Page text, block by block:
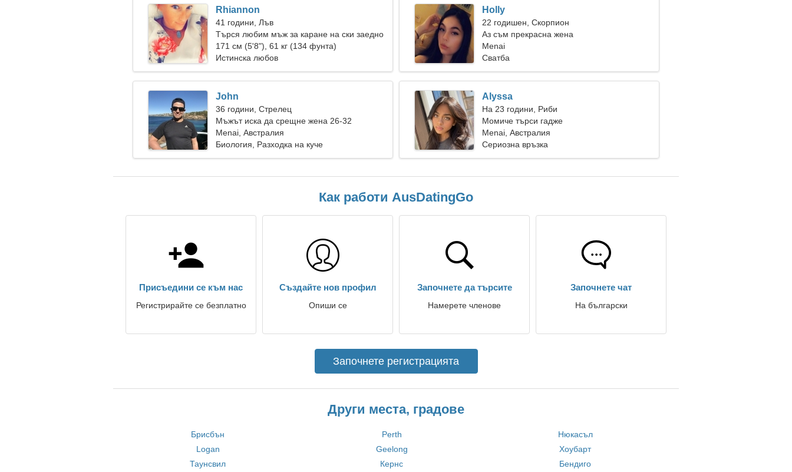
Rhiannon
41 години, Лъв
Търся любим мъж за каране на ски заедно
171 см (5'8"), 61 кг (134 фунта)
Истинска любов
Holly
22 годишен, Скорпион
Аз съм прекрасна жена
Menai
Сватба
John
36 години, Стрелец
Мъжът иска да срещне жена 26-32
Menai, Австралия
Биология, Разходка на куче
Alyssa
На 23 години, Риби
Момиче търси гадже
Menai, Австралия
Сериозна връзка
Как работи AusDatingGo
Присъедини се към нас
Регистрирайте се безплатно
Създайте нов профил
Опиши се
Започнете да търсите
Намерете членове
Започнете чат
На български
Започнете регистрацията
Други места, градове
Брисбън Perth
Нюкасъл
Logan
Geelong
Хоубарт
Таунсвил
Кернс Бендиго